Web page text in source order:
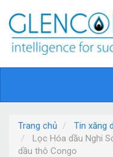
Trang chủ
Tin xăng
Lọc Hóa dầu Nghi
dầu thô Congo